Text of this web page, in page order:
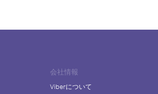
会社情報
Viberについて